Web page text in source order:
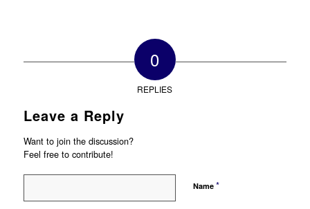
0
REPLIES
Leave a Reply
Want to join the discussion?
Feel free to contribute!
Name *